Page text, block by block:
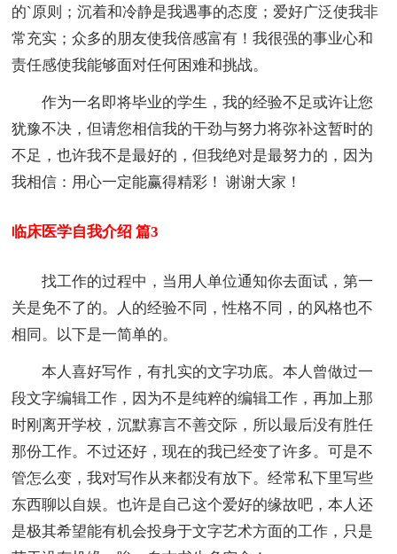
的`原则；沉着和冷静是我遇事的态度；爱好广泛使我非
常充实；众多的朋友使我倍感富有！我很强的事业心和
责任感使我能够面对任何困难和挑战。
作为一名即将毕业的学生，我的经验不足或许让您
犹豫不决，但请您相信我的干劲与努力将弥补这暂时的
不足，也许我不是最好的，但我绝对是最努力的，因为
我相信：用心一定能赢得精彩！ 谢谢大家！
临床医学自我介绍 篇3
找工作的过程中，当用人单位通知你去面试，第一
关是免不了的。人的经验不同，性格不同，的风格也不
相同。以下是一简单的。
本人喜好写作，有扎实的文字功底。本人曾做过一
段文字编辑工作，因为不是纯粹的编辑工作，再加上那
时刚离开学校，沉默寡言不善交际，所以最后没有胜任
那份工作。不过还好，现在的我已经变了许多。可是不
管怎么变，我对写作从来都没有放下。经常私下里写些
东西聊以自娱。也许是自己这个爱好的缘故吧，本人还
是极其希望能有机会投身于文字艺术方面的工作，只是